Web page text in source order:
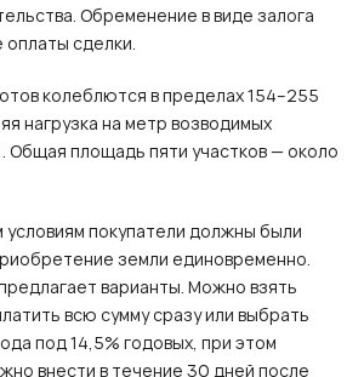
Обременение в виде залога
оплаты сделки.
колеблются в пределах 154–255
нагрузка на метр возводимых
Общая площадь пяти участков — около
покупатели должны были
земли единовременно.
варианты. Можно взять
всю сумму сразу или выбрать
под 14,5% годовых, при этом
внести в течение 30 дней после